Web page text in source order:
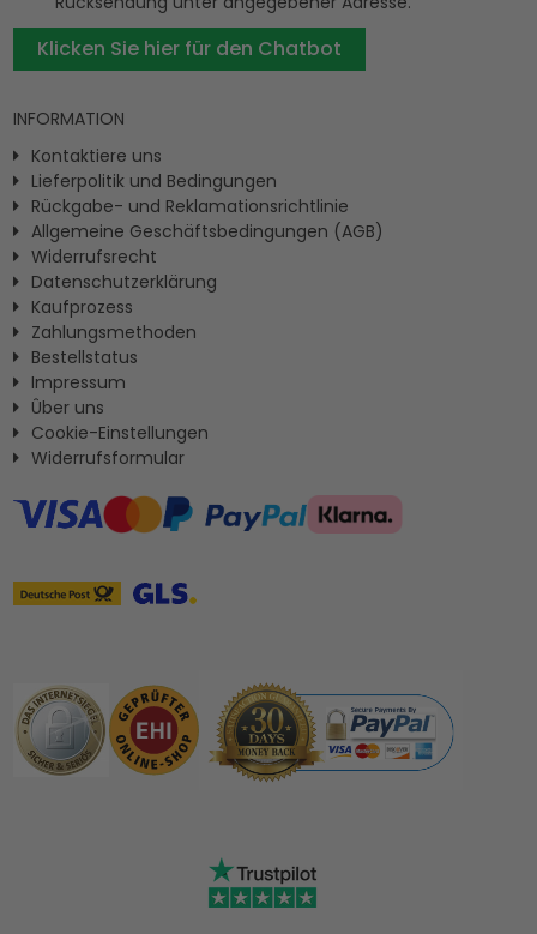
Klicken Sie hier für den Chatbot
INFORMATION
Kontaktiere uns
Lieferpolitik und Bedingungen
Rückgabe- und Reklamationsrichtlinie
Allgemeine Geschäftsbedingungen (AGB)
Widerrufsrecht
Datenschutzerklärung
Kaufprozess
Zahlungsmethoden
Bestellstatus
Impressum
Ûber uns
Cookie-Einstellungen
Widerrufsformular